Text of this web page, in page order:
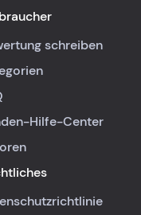
schreiben
Hilfe-Center